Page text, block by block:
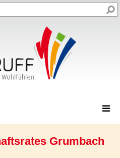
Grumbach